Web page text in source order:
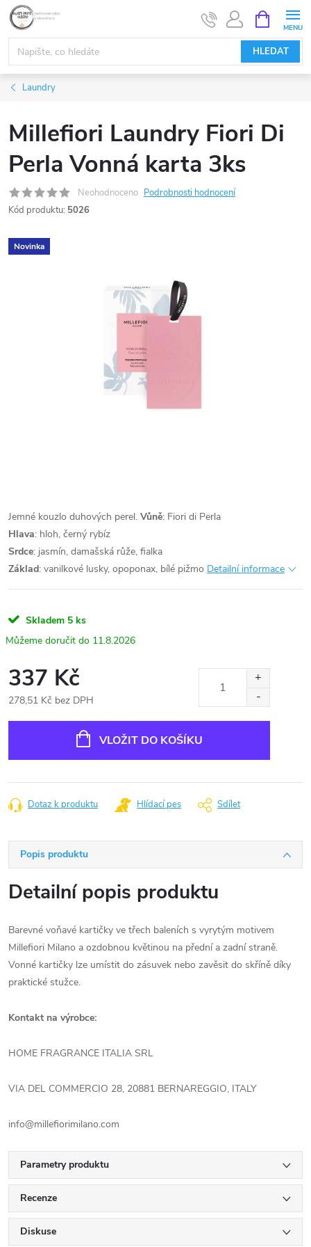
Přejít
obsah
HLEDAT
NÁKUPNÍ
KOŠÍK
Laundry
Millefiori Laundry Fiori Di
Perla Vonná karta 3ks
Neohodnoceno Podrobnosti hodnocení
Kód produktu: 5026
Novinka
Jemné kouzlo duhových perel. Vůně: Fiori di Perla
Hlava: hloh, černý rybíz
Srdce: jasmín, damašská růže, fialka
Základ: vanilkové lusky, opoponax, bílé pižmo Detailní informace
Skladem 5 ks
11.8.2026
337 Kč
278,51 Kč bez DPH
VLOŽIT DO KOŠÍKU
Dotaz k produktu Hlídací pes Sdílet
Popis produktu
Detailní popis produktu
Barevné voňavé kartičky ve třech baleních s vyrytým motivem
Millefiori Milano a ozdobnou květinou na přední a zadní straně.
Vonné kartičky lze umístit do zásuvek nebo zavěsit do skříně díky
praktické stužce.
Kontakt na výrobce:
HOME FRAGRANCE ITALIA SRL
VIA DEL COMMERCIO 28, 20881 BERNAREGGIO, ITALY
info@millefiorimilano.com
Parametry produktu
Recenze
Diskuse